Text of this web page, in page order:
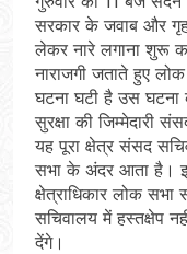
सरकार के जवाब और
लेकर नारे लगाना शुरू
नाराजगी जताते हुए
घटना घटी है उस
सुरक्षा की जिम्मेदारी
यह पूरा क्षेत्र संसद
सभा के अंदर आता है।
क्षेत्राधिकार लोक
सचिवालय में हस्तक्षेप
देंगे।